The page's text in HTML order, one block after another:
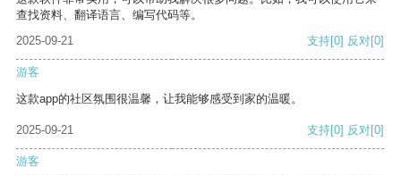
查找资料、翻译语言、编写代码等。
2025-09-21
支持[0] 反对[0]
游客
这款app的社区氛围很温馨，让我能够感受到家的温暖。
2025-09-21 支持[0] 反对[0]
游客